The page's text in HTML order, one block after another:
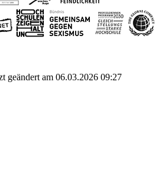
geändert am 06.03.2026 09:27